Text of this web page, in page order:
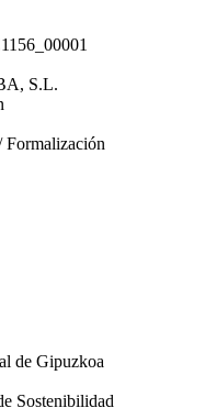
S.L.
Formalización
de Gipuzkoa
Sostenibilidad